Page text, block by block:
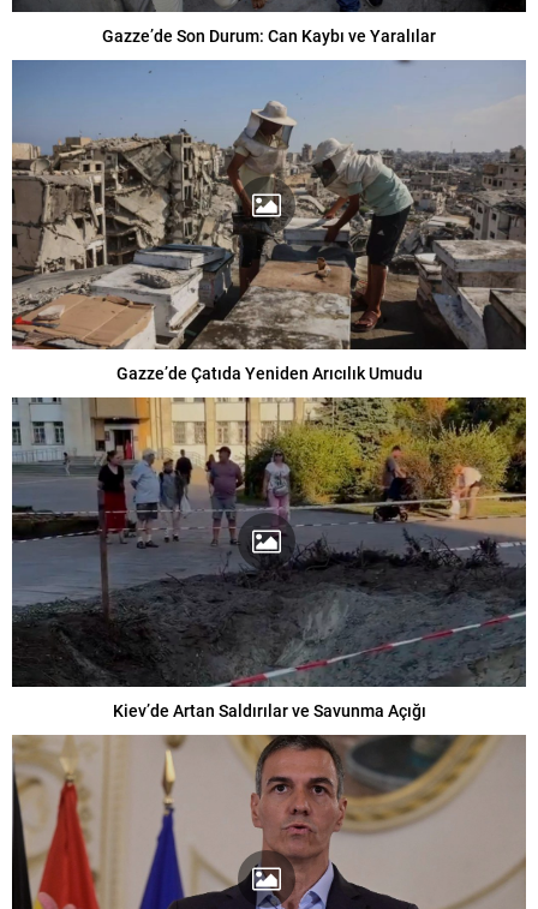
Gazze’de Son Durum: Can Kaybı ve Yaralılar
Gazze’de Çatıda Yeniden Arıcılık Umudu
Kiev’de Artan Saldırılar ve Savunma Açığı